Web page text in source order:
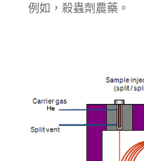
例如，殺蟲劑農藥。